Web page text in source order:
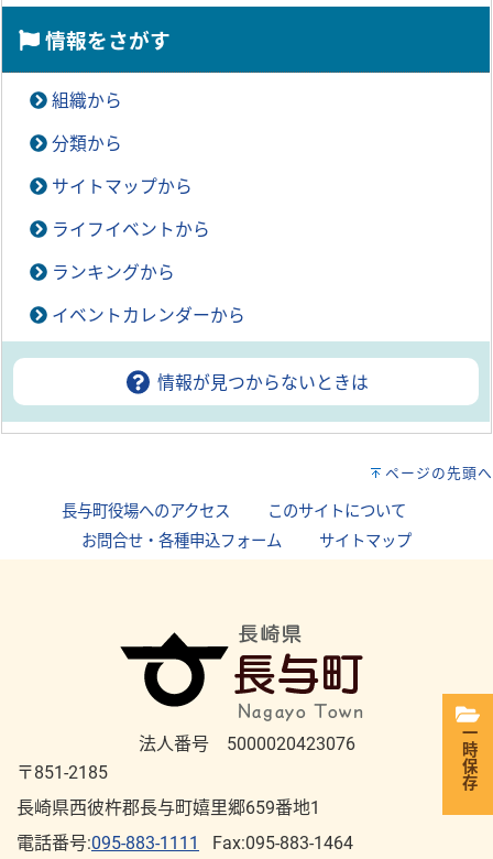
情報をさがす
組織から
分類から
サイトマップから
ライフイベントから
ランキングから
イベントカレンダーから
情報が見つからないときは
ページの先頭へ
長与町役場へのアクセス このサイトについて
お問合せ・各種申込フォーム
サイトマップ
法人番号 5000020423076
〒851-2185
長崎県西彼杵郡長与町嬉里郷659番地1
電話番号:095-883-1111 Fax:095-883-1464
一時保存